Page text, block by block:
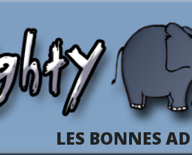
LES BONNES